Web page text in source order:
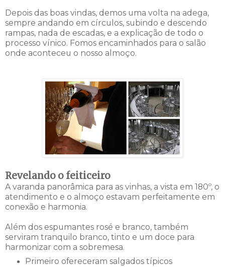
Depois das boas vindas, demos uma volta na adega,
sempre andando em círculos, subindo e descendo
rampas, nada de escadas, e a explicação de todo o
processo vínico. Fomos encaminhados para o salão
onde aconteceu o nosso almoço.
Revelando o feiticeiro
A varanda panorâmica para as vinhas, a vista em 180º, o
atendimento e o almoço estavam perfeitamente em
conexão e harmonia.
Além dos espumantes rosé e branco, também
serviram tranquilo branco, tinto e um doce para
harmonizar com a sobremesa.
Primeiro ofereceram salgados típicos